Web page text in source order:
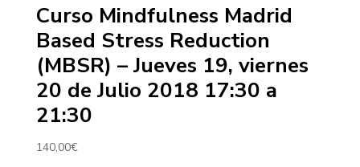
Curso Mindfulness Madrid
Based Stress Reduction
(MBSR) – Jueves 19, viernes
20 de Julio 2018 17:30 a
21:30
140,00€